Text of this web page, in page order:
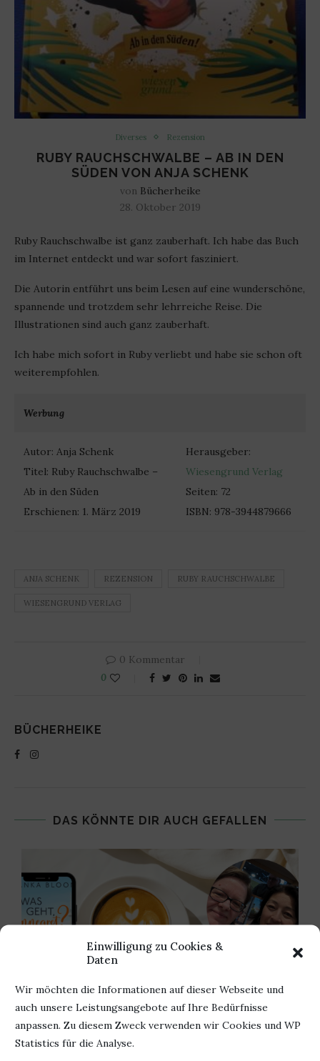
Einwilligung zu Cookies &
Daten
Wir möchten die Informationen auf dieser Webseite und
auch unsere Leistungsangebote auf Ihre Bedürfnisse
anpassen. Zu diesem Zweck verwenden wir Cookies und WP
Statistics für die Analyse.
Diverses Rezension
RUBY RAUCHSCHWALBE – AB IN DEN
SÜDEN VON ANJA SCHENK
von Bücherheike
28. Oktober 2019
Ruby Rauchschwalbe ist ganz zauberhaft. Ich habe das Buch
im Internet entdeckt und war sofort fasziniert.
Die Autorin entführt uns beim Lesen auf eine wunderschöne,
spannende und trotzdem sehr lehrreiche Reise. Die
Illustrationen sind auch ganz zauberhaft.
Ich habe mich sofort in Ruby verliebt und habe sie schon oft
weiterempfohlen.
Werbung
Autor: Anja Schenk
Titel: Ruby Rauchschwalbe –
Ab in den Süden
Erschienen: 1. März 2019
Herausgeber:
Wiesengrund Verlag
Seiten: 72
ISBN: 978-3944879666
ANJA SCHENK REZENSION RUBY RAUCHSCHWALBE
WIESENGRUND VERLAG
0 Kommentar
0
BÜCHERHEIKE
DAS KÖNNTE DIR AUCH GEFALLEN
EIN INTERVIEW DER ETWAS ANDEREN ART